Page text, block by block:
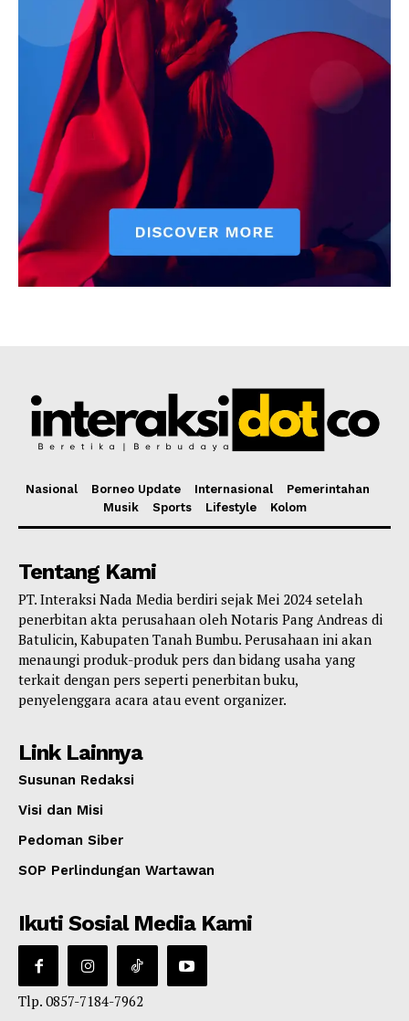
Nasional Borneo Update Internasional
Pemerintahan
Musik
Sports Lifestyle Kolom
Tentang Kami
PT. Interaksi Nada Media berdiri sejak Mei 2024 setelah
penerbitan akta perusahaan oleh Notaris Pang Andreas di
Batulicin, Kabupaten Tanah Bumbu. Perusahaan ini akan
menaungi produk-produk pers dan bidang usaha yang
terkait dengan pers seperti penerbitan buku,
penyelenggara acara atau event organizer.
Link Lainnya
Susunan Redaksi
Visi dan Misi
Pedoman Siber
SOP Perlindungan Wartawan
Ikuti Sosial Media Kami
Tlp. 0857-7184-7962